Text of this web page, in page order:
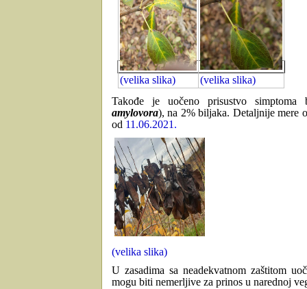
(velika slika)
(velika slika)
Takođe je uočeno prisustvo simptoma
amylovora), na 2% biljaka. Detaljnije mere
od 11.06.2021 .
(velika slika)
U zasadima sa neadekvatnom zaštitom
mogu biti nemerljive za prinos u narednoj